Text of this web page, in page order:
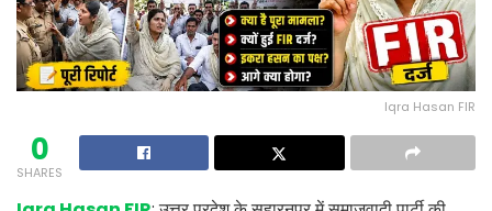
Iqra Hasan FIR
0
SHARES